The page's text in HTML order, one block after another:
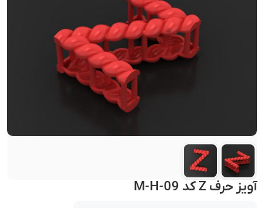
آویز حرف Z کد M-H-09